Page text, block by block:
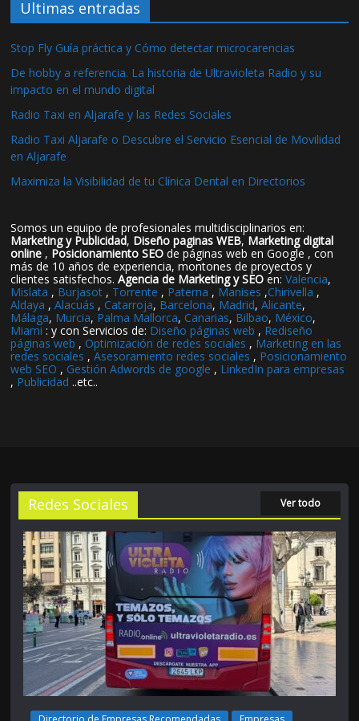
Ultimas entradas
Stop Fly Guía práctica y Cómo detectar microcarencias
De hobby a referencia. La historia de Ultravioleta Radio y su
impacto en el mundo digital
Radio Taxi en Aljarafe y las Redes Sociales
Radio Taxi Aljarafe o Descubre el Servicio Esencial de Movilidad
en Aljarafe
Maximiza la Visibilidad de tu Clínica Dental en Directorios
Somos un equipo de profesionales multidisciplinarios en:
Marketing y Publicidad, Diseño paginas WEB, Marketing digital
online , Posicionamiento SEO de páginas web en Google , con
más de 10 años de experiencia, montones de proyectos y
clientes satisfechos.Agencia de Marketing y SEO en:Valencia,
Mislata , Burjasot , Torrente , Paterna , Manises ,Chirivella ,
Aldaya ,Alacuás , Catarroja, Barcelona, Madrid,Alicante,
Málaga, Murcia, Palma Mallorca, Canarias, Bilbao, México,
Miami : y con Servicios de: Diseño páginas web , Rediseño
páginas web , Optimización de redes sociales , Marketing en las
redes sociales ,Asesoramiento redes sociales , Posicionamiento
web SEO , Gestión Adwords de google , LinkedIn para empresas
, Publicidad ..etc..
Redes Sociales Ver todo